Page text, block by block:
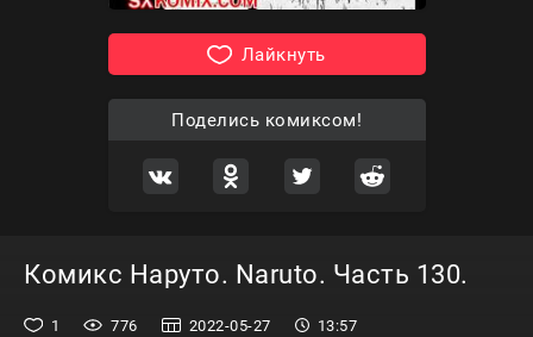
Лайкнуть
Поделись комиксом!
Комикс Наруто. Naruto. Часть 130.
1 776 2022-05-27 13:57